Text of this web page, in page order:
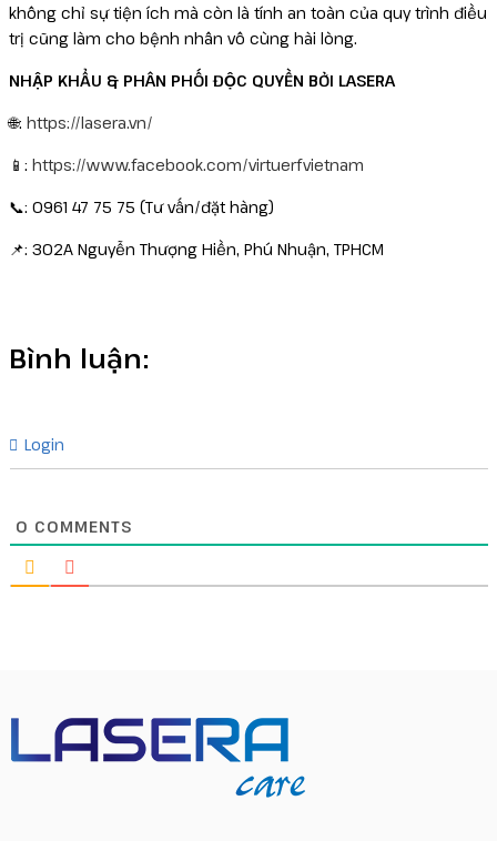
không chỉ sự tiện ích mà còn là tính an toàn của quy trình điều
trị cũng làm cho bệnh nhân vô cùng hài lòng.
NHẬP KHẨU & PHÂN PHỐI ĐỘC QUYỀN BỞI LASERA
🌐: https://lasera.vn/
📱: https://www.facebook.com/virtuerfvietnam
📞: 0961 47 75 75 (Tư vấn/đặt hàng)
📌: 302A Nguyễn Thượng Hiền, Phú Nhuận, TPHCM
Bình luận:
Login
0 COMMENTS